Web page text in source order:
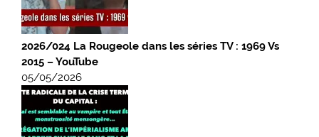
2026/024 La Rougeole dans les séries TV : 1969 Vs
2015 – YouTube
05/05/2026